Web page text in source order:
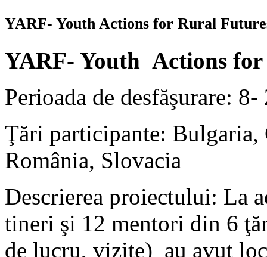
YARF- Youth Actions for Rural
YARF- Youth Actions
Perioada de desfăşurare:
Ţări participante:
România, Slovacia
Descrierea proiectului: La
tineri şi 12 mentori din 6
de lucru, vizite) au avut